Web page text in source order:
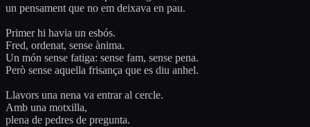
un pensament que no em deixava en pau.
Primer hi havia un esbós.
Fred, ordenat, sense ànima.
Un món sense fatiga: sense fam, sense pena.
Però sense aquella frisança que es diu anhel.
Llavors una nena va entrar al cercle.
Amb una motxilla,
plena de pedres de pregunta.